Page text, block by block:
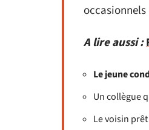
occasionnels
A lire aussi :
Le jeune
Un collègue
Le voisin